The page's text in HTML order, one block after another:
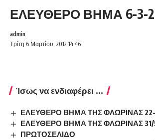
ΕΛΕΥΘΕΡΟ ΒΗΜΑ 6-3-
Τρίτη 6 Μαρτίου, 2012 14:46
admin
Ίσως να ενδιαφέρει ...
ΕΛΕΥΘΕΡΟ ΒΗΜΑ ΤΗΣ ΦΛΩΡΙΝΑΣ 22-
ΕΛΕΥΘΕΡΟ ΒΗΜΑ ΤΗΣ ΦΛΩΡΙΝΑΣ 31/
ΠΡΩΤΟΣΕΛΙΔΟ